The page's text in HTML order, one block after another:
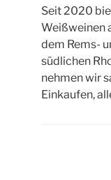
Seit 2020
Weißweinen
dem Rems-
südlichen
nehmen wir
Einkaufen,